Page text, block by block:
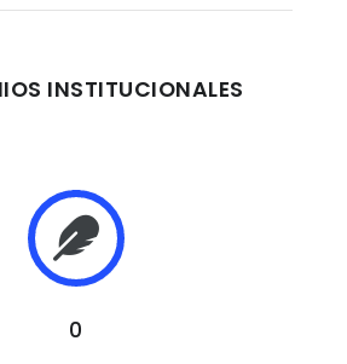
INSTITUCIONALES
0